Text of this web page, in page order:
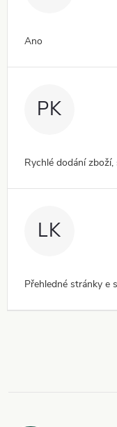
Ano
PK
Rychlé dodání
LK
Přehledné stránky e